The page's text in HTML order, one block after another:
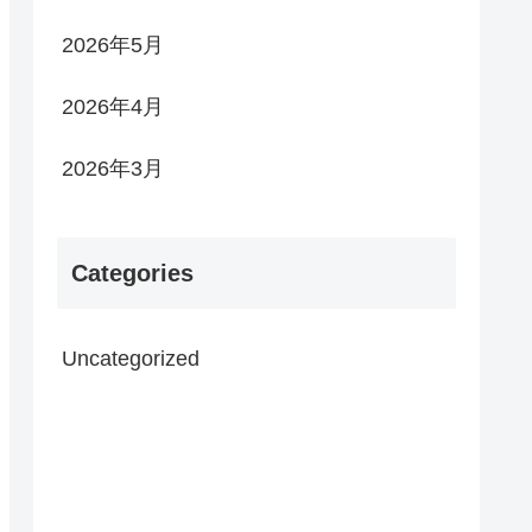
2026年5月
2026年4月
2026年3月
Categories
Uncategorized